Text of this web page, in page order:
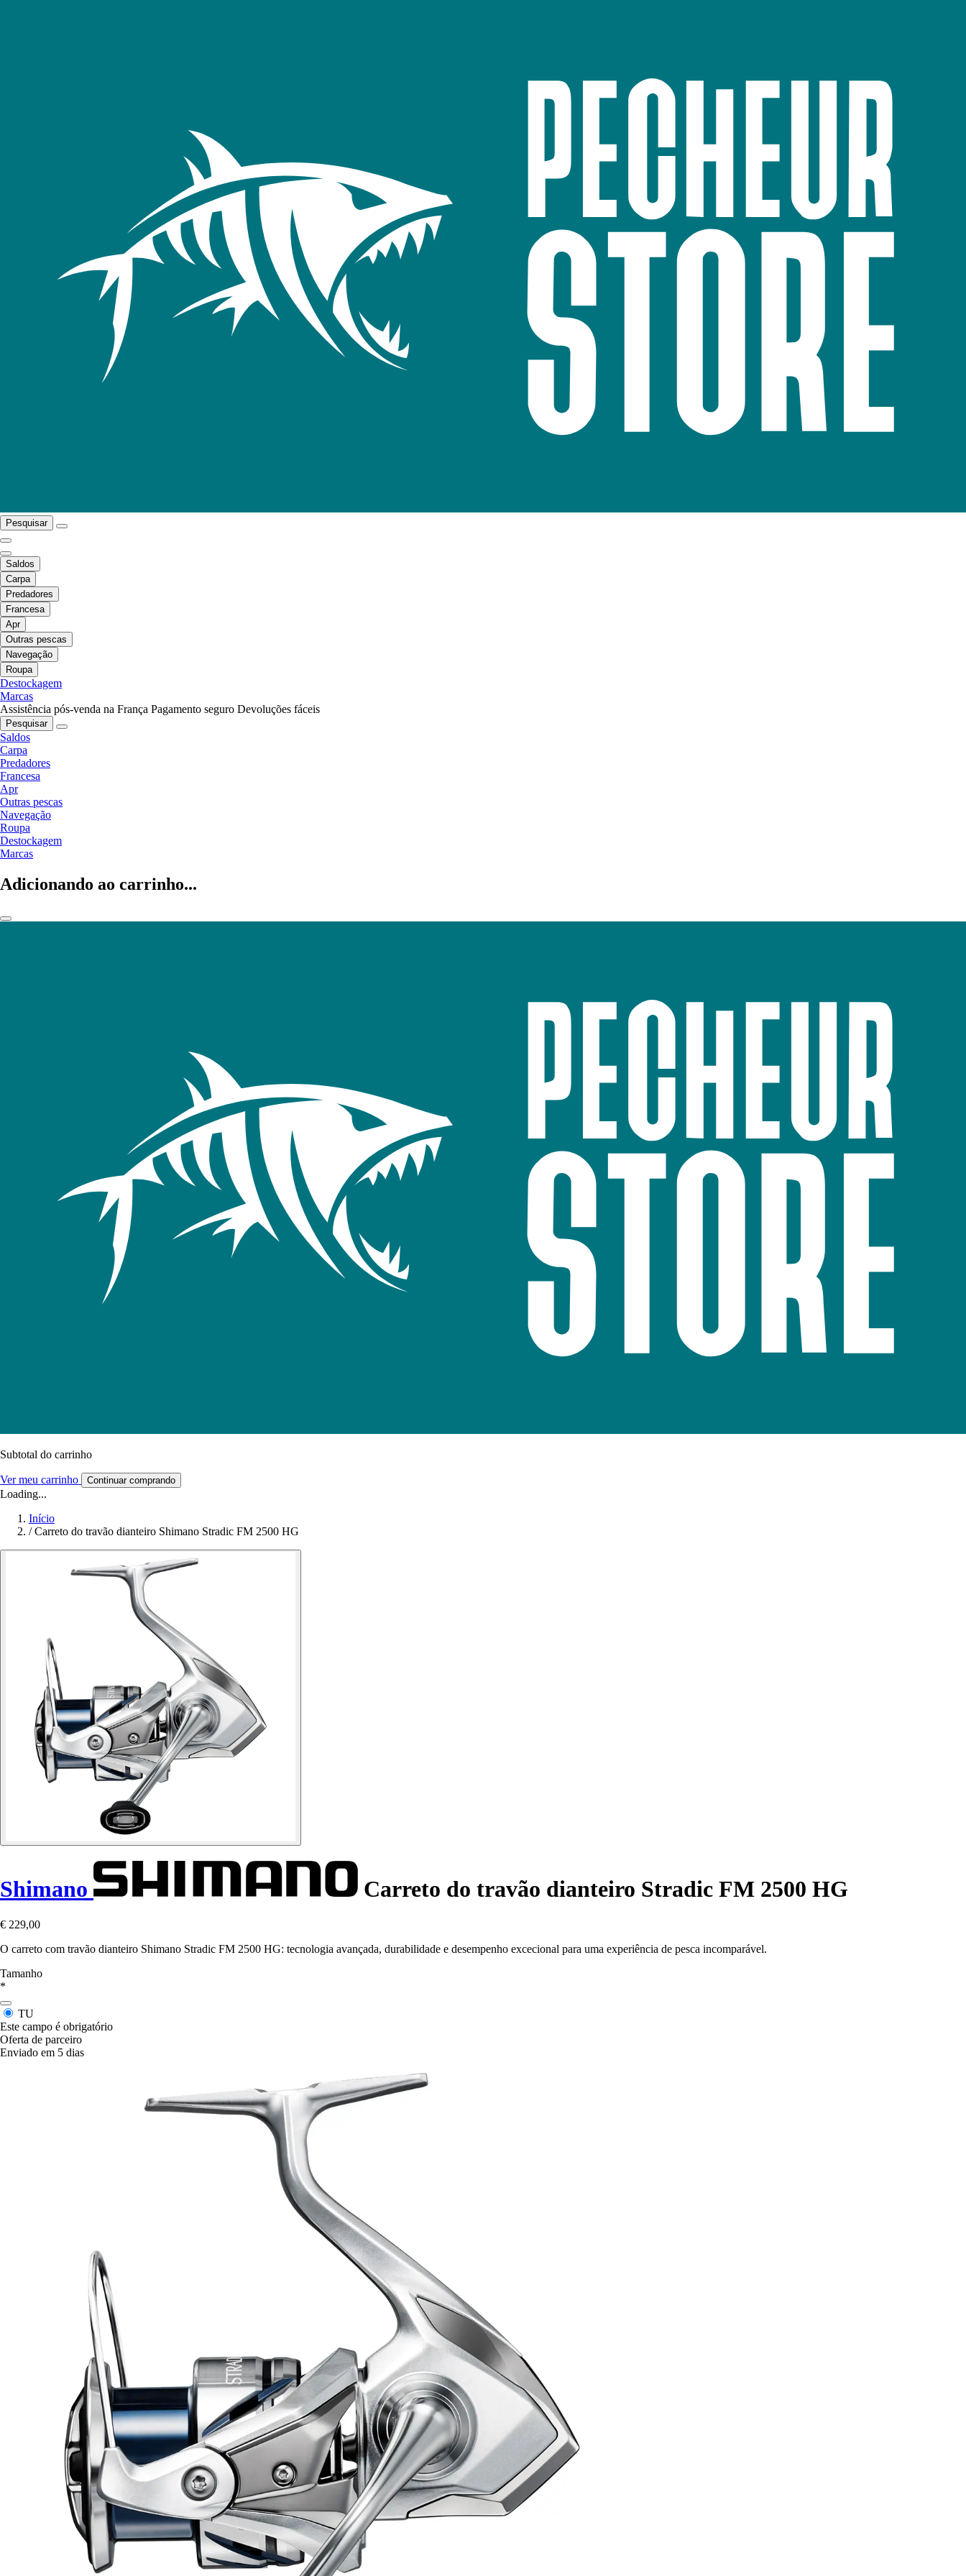
Pesquisar
Saldos
Carpa
Predadores
Francesa
Apr
Outras pescas
Navegação
Roupa
Destockagem
Marcas
Assistência pós-venda na França Pagamento seguro Devoluções fáceis
Pesquisar
Saldos
Carpa
Predadores
Francesa
Apr
Outras pescas
Navegação
Roupa
Destockagem
Marcas
Adicionando ao carrinho...
Subtotal do carrinho
Ver meu carrinho Continuar comprando
Loading...
Início
/ Carreto do travão dianteiro Shimano Stradic FM 2500 HG
Shimano Carreto do travão dianteiro Stradic FM 2500 HG
€ 229,00
O carreto com travão dianteiro Shimano Stradic FM 2500 HG: tecnologia avançada, durabilidade e desempenho excecional para uma experiência de pesca incomparável.
Tamanho
*
TU
Este campo é obrigatório
Oferta de parceiro
Enviado em 5 dias